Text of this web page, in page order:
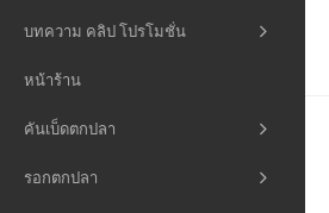
บทความ คลิป โปรโมชั่น
หน้าร้าน
คันเบ็ดตกปลา
รอกตกปลา